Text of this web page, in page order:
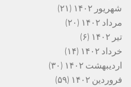
شهریور ۱۴۰۲
(۲۱)
مرداد ۱۴۰۲
(۲۰)
تیر ۱۴۰۲
(۶)
خرداد ۱۴۰۲
(۱۴)
اردیبهشت ۱۴۰۲
(۳۰)
فروردین ۱۴۰۲
(۵۹)